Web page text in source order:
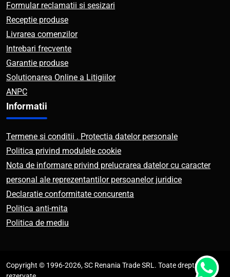
Formular reclamatii si sesizari
Receptie produse
Livrarea comenzilor
Intrebari frecvente
Garantie produse
Solutionarea Online a Litigiilor
ANPC
Informatii
Termene si conditii . Protectia datelor personale
Politica privind modulele cookie
Nota de informare privind prelucrarea datelor cu caracter
personal ale reprezentantilor persoanelor juridice
Declaratie conformitate concurenta
Politica anti-mita
Politica de mediu
Copyright © 1996-2026, SC Renania Trade SRL. Toate drepturile